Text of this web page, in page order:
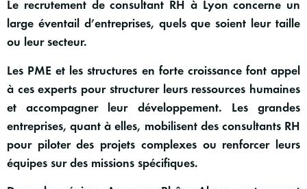
Le recrutement de consultant RH à Lyon concerne un
large éventail d’entreprises, quels que soient leur taille
ou leur secteur.
Les PME et les structures en forte croissance font appel
à ces experts pour structurer leurs ressources humaines
et accompagner leur développement. Les grandes
entreprises, quant à elles, mobilisent des consultants RH
pour piloter des projets complexes ou renforcer leurs
équipes sur des missions spécifiques.